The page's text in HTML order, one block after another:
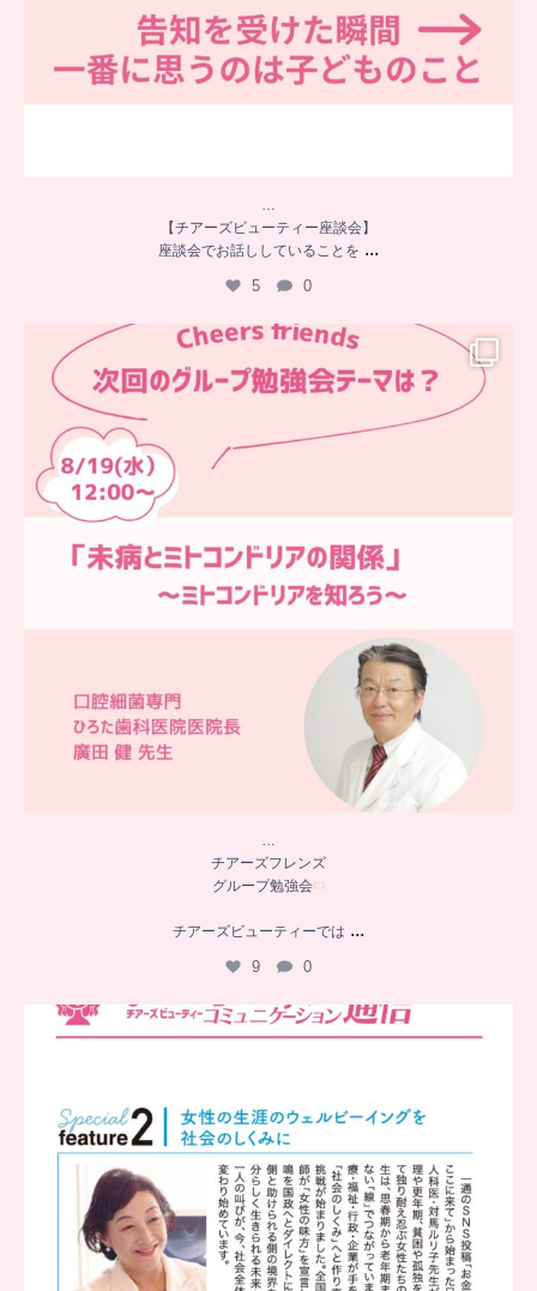
…
【チアーズビューティー座談会】
座談会でお話ししていることを ...
5 0
…
グループ勉強会
…
チアーズフレンズ
グループ勉強会
チアーズビューティーでは ...
9 0
..
8